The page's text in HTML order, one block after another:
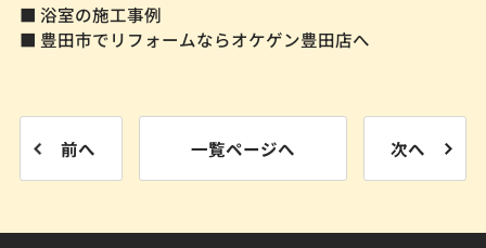
■ 浴室の施工事例
■ 豊田市でリフォームならオケゲン豊田店へ
前へ 一覧ページへ 次へ